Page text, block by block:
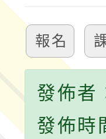
報名
發佈者
發佈時